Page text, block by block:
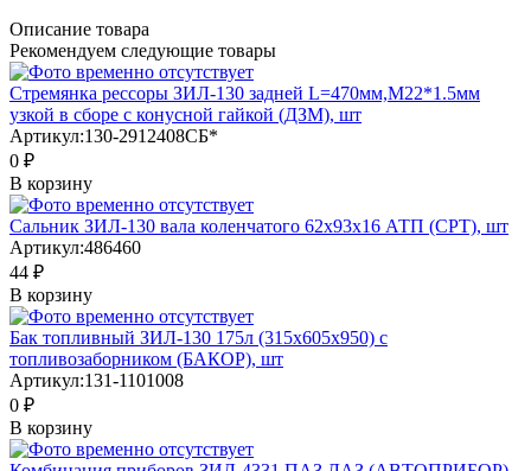
Описание товара
Рекомендуем следующие товары
Стремянка рессоры ЗИЛ-130 задней L=470мм,М22*1.5мм
узкой в сборе с конусной гайкой (ДЗМ), шт
Артикул:130-2912408СБ*
0 ₽
В корзину
Сальник ЗИЛ-130 вала коленчатого 62х93х16 АТП (СРТ), шт
Артикул:486460
44 ₽
В корзину
Бак топливный ЗИЛ-130 175л (315х605х950) с
топливозаборником (БАКОР), шт
Артикул:131-1101008
0 ₽
В корзину